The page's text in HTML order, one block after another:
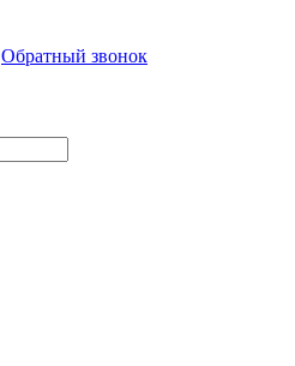
Обратный звонок